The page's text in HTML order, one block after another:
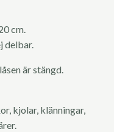
cm.
delbar.
är stängd.
kjolar, klänningar,